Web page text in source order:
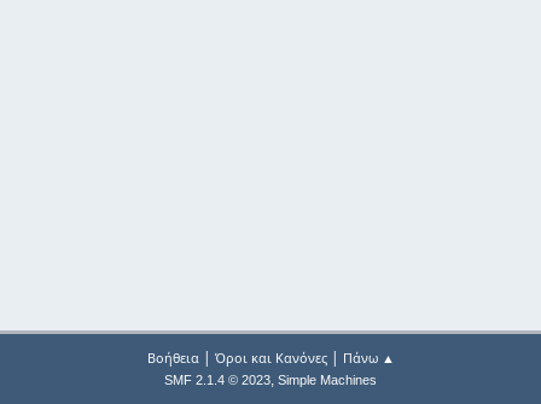
Βοήθεια| Όροι και Κανόνες| Πάνω ▲
SMF 2.1.4 © 2023, Simple Machines